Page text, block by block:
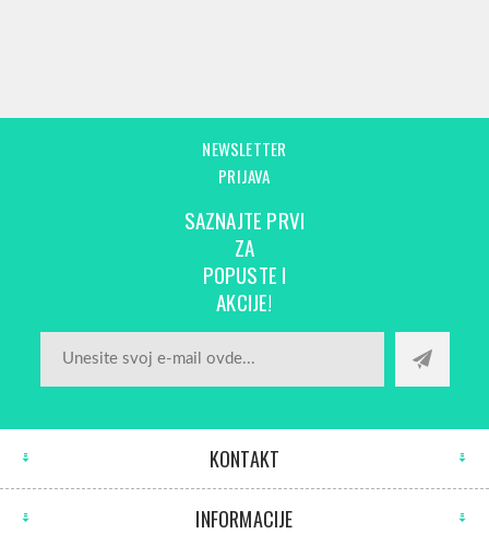
NEWSLETTER
PRIJAVA
SAZNAJTE PRVI
ZA
POPUSTE I
AKCIJE!
KONTAKT
INFORMACIJE